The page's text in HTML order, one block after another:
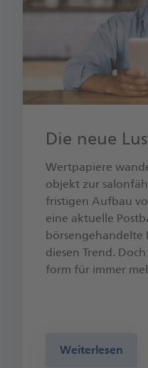
Die neue
Wert­pa­pie­re
ob­jekt zur
fris­ti­gen Auf­bau
eine ak­tu­el­le
bör­sen­ge­han­del­te
die­sen Trend.
form für immer
Weiterlesen